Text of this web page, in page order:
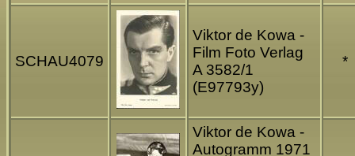
SCHAU4079
Viktor de Kowa -
Film Foto Verlag
A 3582/1
(E97793y)
*
Viktor de Kowa -
Autogramm 1971